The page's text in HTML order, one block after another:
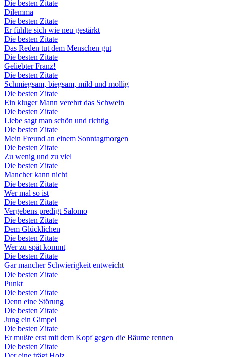
Die besten Zitate
Dilemma
Die besten Zitate
Er fühlte sich wie neu gestärkt
Die besten Zitate
Das Reden tut dem Menschen gut
Die besten Zitate
Geliebter Franz!
Die besten Zitate
Schmiegsam, biegsam, mild und mollig
Die besten Zitate
Ein kluger Mann verehrt das Schwein
Die besten Zitate
Liebe sagt man schön und richtig
Die besten Zitate
Mein Freund an einem Sonntagmorgen
Die besten Zitate
Zu wenig und zu viel
Die besten Zitate
Mancher kann nicht
Die besten Zitate
Wer mal so ist
Die besten Zitate
Vergebens predigt Salomo
Die besten Zitate
Dem Glücklichen
Die besten Zitate
Wer zu spät kommt
Die besten Zitate
Gar mancher Schwierigkeit entweicht
Die besten Zitate
Punkt
Die besten Zitate
Denn eine Störung
Die besten Zitate
Jung ein Gimpel
Die besten Zitate
Er mußte erst mit dem Kopf gegen die Bäume rennen
Die besten Zitate